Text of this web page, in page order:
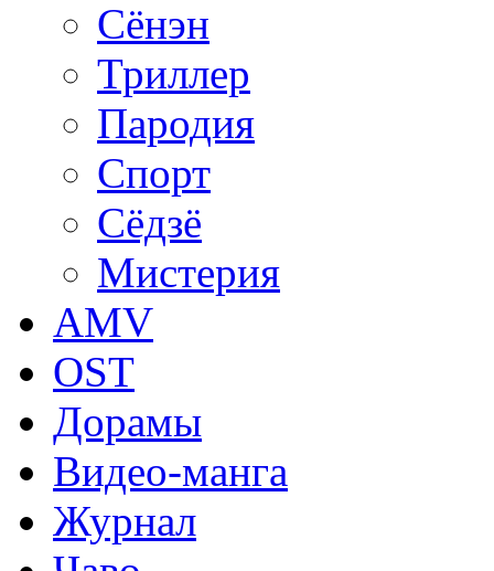
Сёнэн
Триллер
Пародия
Спорт
Сёдзё
Мистерия
AMV
OST
Дорамы
Видео-манга
Журнал